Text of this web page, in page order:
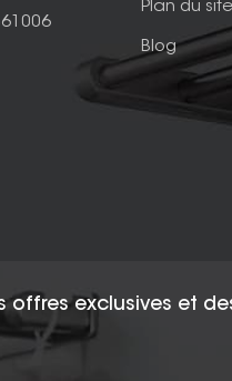
Plan du site
Blog
offres exclusives et